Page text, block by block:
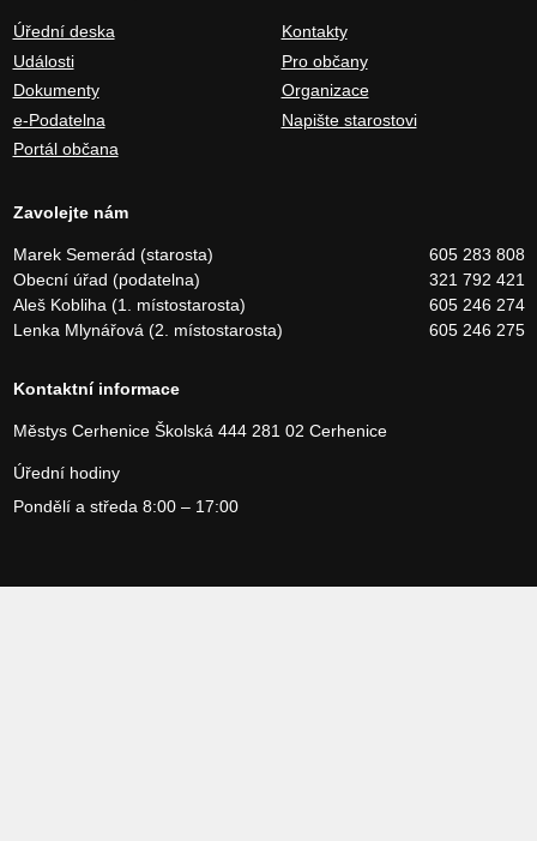
Úřední deska
Události
Dokumenty
e-Podatelna
Portál občana
Kontakty
Pro občany
Organizace
Napište starostovi
Zavolejte nám
Marek Semerád (starosta)
605 283 808
Obecní úřad (podatelna)
321 792 421
Aleš Kobliha (1. místostarosta)
605 246 274
Lenka Mlynářová (2. místostarosta)
605 246 275
Kontaktní informace
Městys CerheniceŠkolská 444281 02 Cerhenice
Úřední hodiny
Pondělí a středa 8:00 – 17:00